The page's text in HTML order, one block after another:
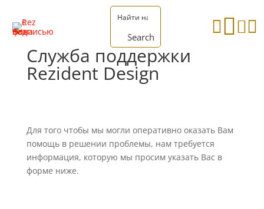
Search

Служба поддержки
Rezident Design
Для того чтобы мы могли оперативно оказать Вам
помощь в решении проблемы, нам требуется
информация, которую мы просим указать Вас в
форме ниже.